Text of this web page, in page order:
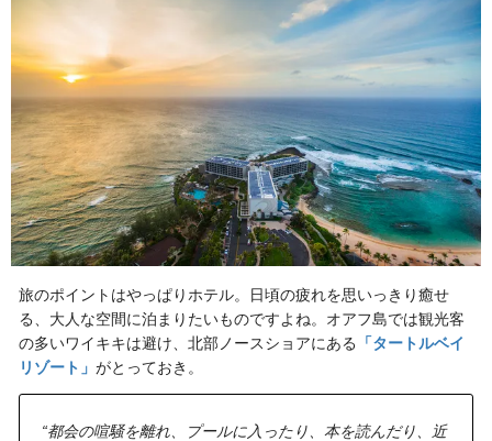
旅のポイントはやっぱりホテル。日頃の疲れを思いっきり癒せ
る、大人な空間に泊まりたいものですよね。オアフ島では観光客
の多いワイキキは避け、北部ノースショアにある
「タートルベイ
リゾート」 がとっておき。
“都会の喧騒を離れ、プールに入ったり、本を読んだり、近